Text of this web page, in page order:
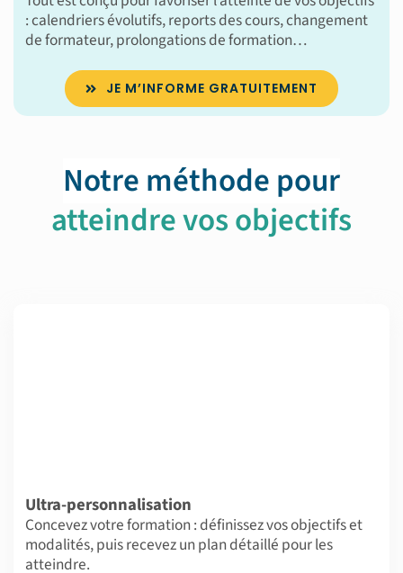
: calendriers évolutifs, reports des cours, changement
de formateur, prolongations de formation…
JE M’INFORME GRATUITEMENT
Notre méthode pour
atteindre vos objectifs
Ultra-personnalisation
Concevez votre formation : définissez vos objectifs et
modalités, puis recevez un plan détaillé pour les
atteindre.